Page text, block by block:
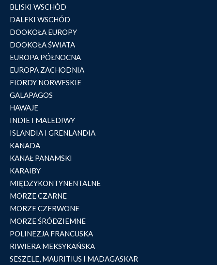
BLISKI WSCHÓD
DALEKI WSCHÓD
DOOKOŁA EUROPY
DOOKOŁA ŚWIATA
EUROPA PÓŁNOCNA
EUROPA ZACHODNIA
FIORDY NORWESKIE
GALAPAGOS
HAWAJE
INDIE I MALEDIWY
ISLANDIA I GRENLANDIA
KANADA
KANAŁ PANAMSKI
KARAIBY
MIĘDZYKONTYNENTALNE
MORZE CZARNE
MORZE CZERWONE
MORZE ŚRÓDZIEMNE
POLINEZJA FRANCUSKA
RIWIERA MEKSYKAŃSKA
SESZELE, MAURITIUS I MADAGASKAR